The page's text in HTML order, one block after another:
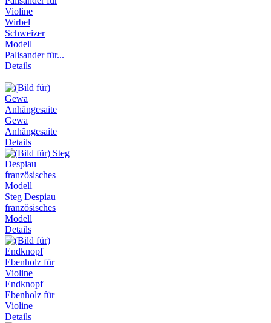
Wirbel
Schweizer
Modell
Palisander für...
Details
Gewa
Anhängesaite
Details
Steg Despiau
französisches
Modell
Details
Endknopf
Ebenholz für
Violine
Details